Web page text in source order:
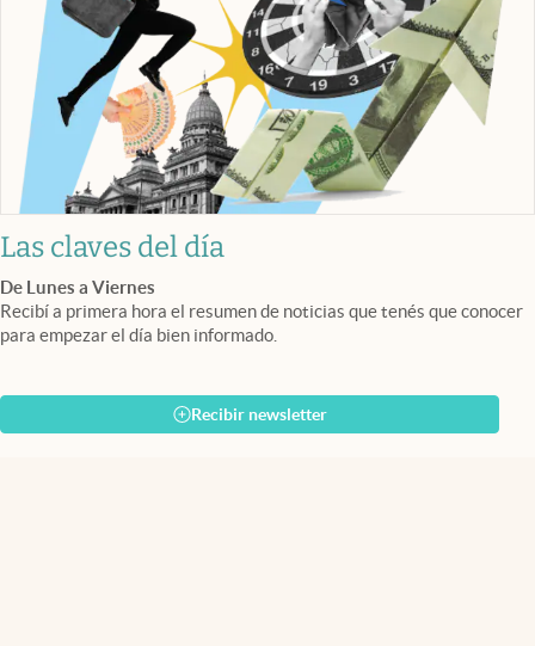
Las claves del día
De Lunes a Viernes
Recibí a primera hora el resumen de noticias que tenés que conocer
para empezar el día bien informado.
Recibir newsletter